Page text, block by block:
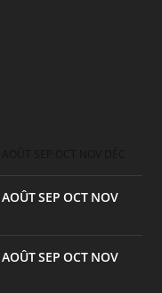
AOÛTSEP OCT NOV
AOÛTSEP OCT NOV